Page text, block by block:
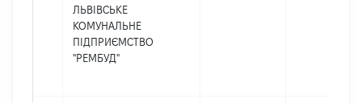
ЛЬВІВСЬКЕ
КОМУНАЛЬНЕ
ПІДПРИЄМСТВО
"РЕМБУД"